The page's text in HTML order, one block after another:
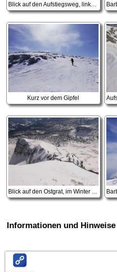
Blick auf den Aufstiegsweg, links das Brunnsteiner Kar, rechts das Frauenkar, in der Mitte der Ramesch
Kurz vor dem Gipfel
Blick auf den Ostgrat, im Winter bestimmt eine anregende Tour
Informationen und Hinweise